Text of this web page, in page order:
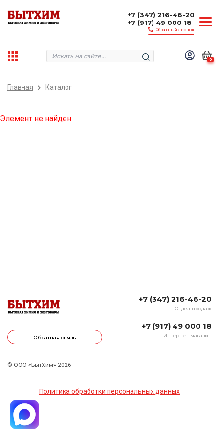
+7 (347) 216-46-20
+7 (917) 49 000 18
Обратный звонок
0
Главная Каталог
Элемент не найден
Обратная связь
+7 (347) 216-46-20
Отдел продаж
+7 (917) 49 000 18
Интернет-магазин
© ООО «БытХим» 2026
Политика обработки персональных данных